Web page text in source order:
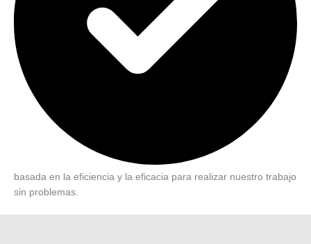
basada en la eficiencia y la eficacia para realizar nuestro trabajo
sin problemas.